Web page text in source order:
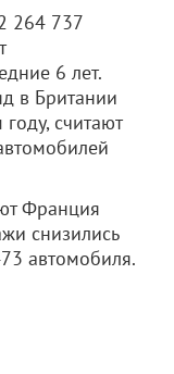
264 737
6 лет.
в Британии
считают
Франция
снизились
автомобиля.